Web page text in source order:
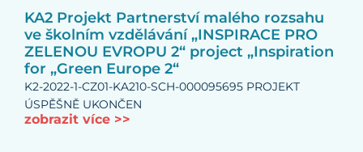
KA2 Projekt Partnerství malého rozsahu
ve školním vzdělávání „INSPIRACE PRO
ZELENOU EVROPU 2“ project „Inspiration
for „Green Europe 2“
K2-2022-1-CZ01-KA210-SCH-000095695 PROJEKT
ÚSPĚŠNĚ UKONČEN
zobrazit více >>